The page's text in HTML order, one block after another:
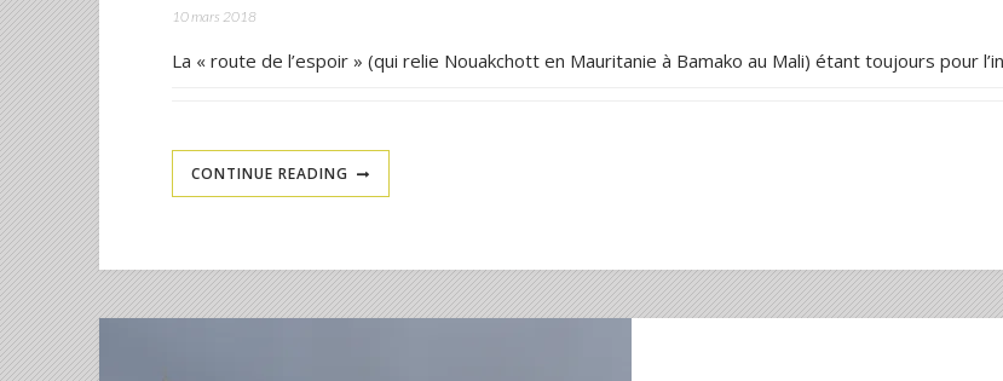
10 mars 2018
La « route de l’espoir » (qui relie Nouakchott en Mauritanie à Bamako au Mali) étant toujours pour
CONTINUE READING